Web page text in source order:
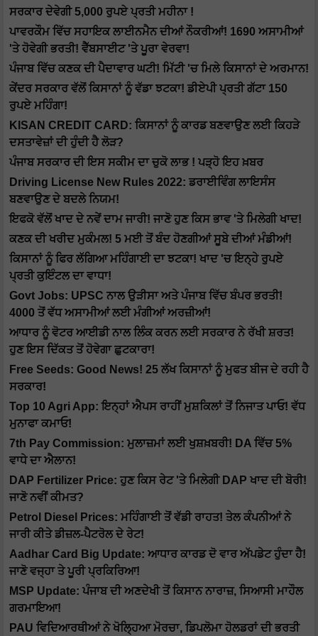
ਸਰਕਾਰ ਦੇਵੇਗੀ 5,000 ਰੁਪਏ ਪ੍ਰਤੀ ਮਹੀਨਾ !
ਪਾਵਰਕੌਮ ਵਿੱਚ ਸਹਾਇਕ ਲਾਈਨਮੈਨ ਦੀਆਂ ਨੌਕਰੀਆਂ! 1690 ਅਸਾਮੀਆਂ
'ਤੇ ਹੋਵੇਗੀ ਭਰਤੀ! ਵੈੱਬਸਾਈਟ 'ਤੇ ਪੂਰਾ ਵੇਰਵਾ!
ਪੰਜਾਬ ਵਿੱਚ ਕਣਕ ਦੀ ਪੈਦਾਵਾਰ ਘਟੀ! ਮਿੱਟੀ 'ਚ ਮਿਲੇ ਕਿਸਾਨਾਂ ਦੇ ਅਰਮਾਨ!
ਕੇਂਦਰ ਸਰਕਾਰ ਵੱਲੋਂ ਕਿਸਾਨਾਂ ਨੂੰ ਵੱਡਾ ਝਟਕਾ! ਡੀਏਪੀ ਪ੍ਰਤੀ ਗੱਟਾ 150
ਰੁਪਏ ਮਹਿੰਗਾ!
KISAN CREDIT CARD: ਕਿਸਾਨਾਂ ਨੂੰ ਕਾਰਡ ਬਣਵਾਉਣ ਲਈ ਕਿਹੜੇ
ਦਸਤਾਵੇਜ਼ਾਂ ਦੀ ਹੁੰਦੀ ਹੈ ਲੋੜ?
ਪੰਜਾਬ ਸਰਕਾਰ ਦੀ ਇਸ ਸਕੀਮ ਦਾ ਚੁਕੋ ਲਾਭ ! ਪੜ੍ਹੋ ਇਹ ਖ਼ਬਰ
Driving License New Rules 2022: ਡਰਾਈਵਿੰਗ ਲਾਇਸੰਸ
ਬਣਵਾਉਣ ਦੇ ਬਦਲੇ ਨਿਯਮ!
ਇਫਕੋ ਵੱਲੋਂ ਖਾਦ ਦੇ ਨਵੇਂ ਦਾਮ ਜਾਰੀ! ਜਾਣੋ ਹੁਣ ਕਿਸ ਭਾਵ 'ਤੇ ਮਿਲੇਗੀ ਖਾਦ!
ਕਣਕ ਦੀ ਖਰੀਦ ਮੁਕੰਮਲ! 5 ਮਈ ਤੋਂ ਬੰਦ ਹੋਣਗੀਆਂ ਸੂਬੇ ਦੀਆਂ ਮੰਡੀਆਂ!
ਕਿਸਾਨਾਂ ਨੂੰ ਫਿਰ ਲੱਗਿਆ ਮਹਿੰਗਾਈ ਦਾ ਝਟਕਾ! ਖਾਦ 'ਚ ਇਨ੍ਹੇ ਰੁਪਏ
ਪ੍ਰਤੀ ਕੁਇੰਟਲ ਦਾ ਵਾਧਾ!
Govt Jobs: UPSC ਨਾਲ ਉੜੀਸਾ ਅਤੇ ਪੰਜਾਬ ਵਿੱਚ ਬੰਪਰ ਭਰਤੀ!
4000 ਤੋਂ ਵੱਧ ਅਸਾਮੀਆਂ ਲਈ ਮੰਗੀਆਂ ਅਰਜ਼ੀਆਂ!
ਆਧਾਰ ਨੂੰ ਵੋਟਰ ਆਈਡੀ ਨਾਲ ਲਿੰਕ ਕਰਨ ਲਈ ਸਰਕਾਰ ਨੇ ਰੱਖੀ ਸ਼ਰਤ!
ਹੁਣ ਇਸ ਦਿੱਕਤ ਤੋਂ ਹੋਵੇਗਾ ਛੁਟਕਾਰਾ!
Free Seeds: Good News! 25 ਲੱਖ ਕਿਸਾਨਾਂ ਨੂੰ ਮੁਫਤ ਬੀਜ ਦੇ ਰਹੀ ਹੈ
ਸਰਕਾਰ!
Top 10 Agri App: ਇਨ੍ਹਾਂ ਐਪਸ ਰਾਹੀਂ ਮੁਸ਼ਕਿਲਾਂ ਤੋਂ ਨਿਜਾਤ ਪਾਓ! ਵੱਧ
ਮੁਨਾਫਾ ਕਮਾਓ!
7th Pay Commission: ਮੁਲਾਜ਼ਮਾਂ ਲਈ ਖੁਸ਼ਖ਼ਬਰੀ! DA ਵਿੱਚ 5%
ਵਾਧੇ ਦਾ ਐਲਾਨ!
DAP Fertilizer Price: ਹੁਣ ਕਿਸ ਰੇਟ 'ਤੇ ਮਿਲੇਗੀ DAP ਖਾਦ ਦੀ ਬੋਰੀ!
ਜਾਣੋ ਨਵੀਂ ਕੀਮਤ?
Petrol Diesel Prices: ਮਹਿੰਗਾਈ ਤੋਂ ਵੱਡੀ ਰਾਹਤ! ਤੇਲ ਕੰਪਨੀਆਂ ਨੇ
ਜਾਰੀ ਕੀਤੇ ਡੀਜ਼ਲ-ਪੈਟਰੋਲ ਦੇ ਰੇਟ!
Aadhar Card Big Update: ਆਧਾਰ ਕਾਰਡ ਦੋ ਵਾਰ ਅੱਪਡੇਟ ਹੁੰਦਾ ਹੈ!
ਜਾਣੋ ਵਜ੍ਹਾ ਤੇ ਪੂਰੀ ਪ੍ਰਕਿਰਿਆ!
MSP Update: ਪੰਜਾਬ ਦੀ ਅਣਦੇਖੀ ਤੋਂ ਕਿਸਾਨ ਨਾਰਾਜ਼, ਸਿਆਸੀ ਮਾਹੌਲ
ਗਰਮਾਇਆ!
PAU ਵਿਦਿਆਰਥੀਆਂ ਨੇ ਖੋਲ੍ਹਿਆ ਮੋਰਚਾ, ਡਿਪਲੋਮਾ ਹੋਲਡਰਾਂ ਦੀ ਭਰਤੀ